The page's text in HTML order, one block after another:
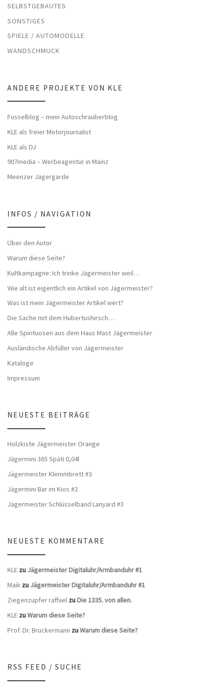
SELBSTGEBAUTES
SONSTIGES
SPIELE / AUTOMODELLE
WANDSCHMUCK
ANDERE PROJEKTE VON KLE
Fusselblog – mein Autoschrauberblog
KLE als freier Motorjournalist
KLE als DJ
907media – Werbeagentur in Mainz
Meenzer Jägergarde
INFOS / NAVIGATION
Über den Autor
Warum diese Seite?
Kultkampagne: Ich trinke Jägermeister weil…
Wie alt ist eigentlich ein Artikel von Jägermeister?
Was ist mein Jägermeister Artikel wert?
Die Sache mit dem Hubertushirsch…
Alle Spirituosen aus dem Haus Mast Jägermeister
Ausländische Abfüller von Jägermeister
Kataloge
Impressum
NEUESTE BEITRÄGE
Holzkiste Jägermeister Orange
Jägermini 365 Späti 0,04l
Jägermeister Klemmbrett #3
Jägermini Bar im Kios #2
Jägermeister Schlüsselband Lanyard #3
NEUESTE KOMMENTARE
KLE zu Jägermeister Digitaluhr/Armbanduhr #1
Maik zu Jägermeister Digitaluhr/Armbanduhr #1
Ziegenzupfer raffael zuDie 1335. von allen.
KLE zuWarum diese Seite?
Prof. Dr. Bruckermann zuWarum diese Seite?
RSS FEED / SUCHE